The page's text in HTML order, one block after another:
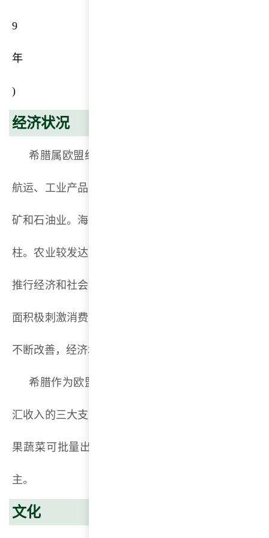
9
年
)
经济状况
希腊属欧盟经济中等发达国家之一，希腊的主要
航运、工业产品、食品和烟草的加工、纺织、化工、
矿和石油业。海运业发达，与旅游、侨汇并列为希外
柱。农业较发达，工业主要以食品加工和轻工业为主
推行经济和社会福利改革，一方面加大打击偷、漏税
面积极刺激消费，鼓励外来投资，取得一定效果。希
不断改善，经济增长连年超出欧盟平均水平。
希腊作为欧盟国之一，海运业发达，与旅游、侨
汇收入的三大支柱。农业较为发达，主要农产品都能
果蔬菜可批量出口欧洲等地，工业则主要以食品加
主。
文化